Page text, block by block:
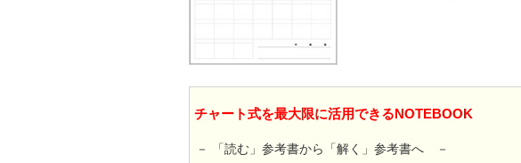
チャート式を最大限に活用できるNOTEBOOK
－ 「読む」参考書から「解く」参考書へ －